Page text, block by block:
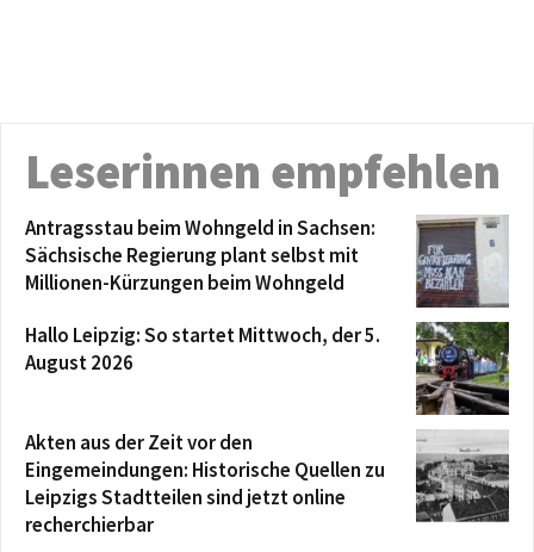
Leserinnen empfehlen
Antragsstau beim Wohngeld in Sachsen:
Sächsische Regierung plant selbst mit
Millionen-Kürzungen beim Wohngeld
Hallo Leipzig: So startet Mittwoch, der 5.
August 2026
Akten aus der Zeit vor den
Eingemeindungen: Historische Quellen zu
Leipzigs Stadtteilen sind jetzt online
recherchierbar